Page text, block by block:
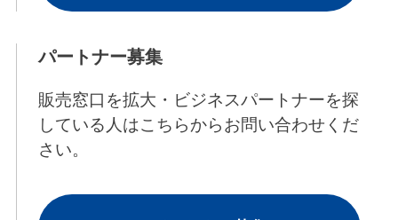
パートナー募集
販売窓口を拡大・ビジネスパートナーを探
している人はこちらからお問い合わせくだ
さい。